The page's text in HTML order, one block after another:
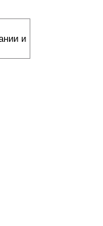
и